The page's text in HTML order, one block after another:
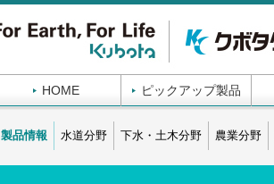
HOME ピックアップ製品
製品情報 水道分野 下水・土木分野 農業分野